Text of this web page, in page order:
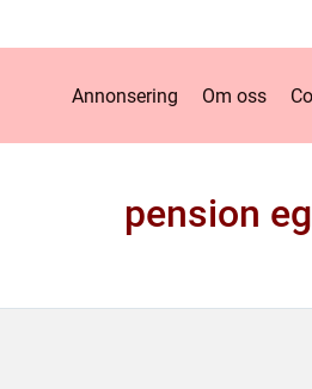
Annonsering Om oss
pension